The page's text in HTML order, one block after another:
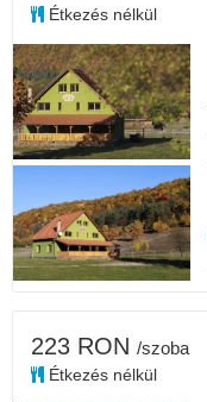
Étkezés nélkül
223 RON /szoba
Étkezés nélkül